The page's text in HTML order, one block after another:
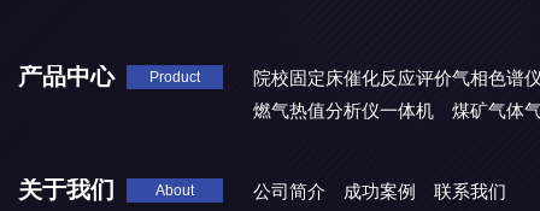
产品中心 Product
院校固定床催化反应评价气相色谱
燃气热值分析仪一体机
煤矿气体
关于我们 About 公司简介 成功案例 联系我们